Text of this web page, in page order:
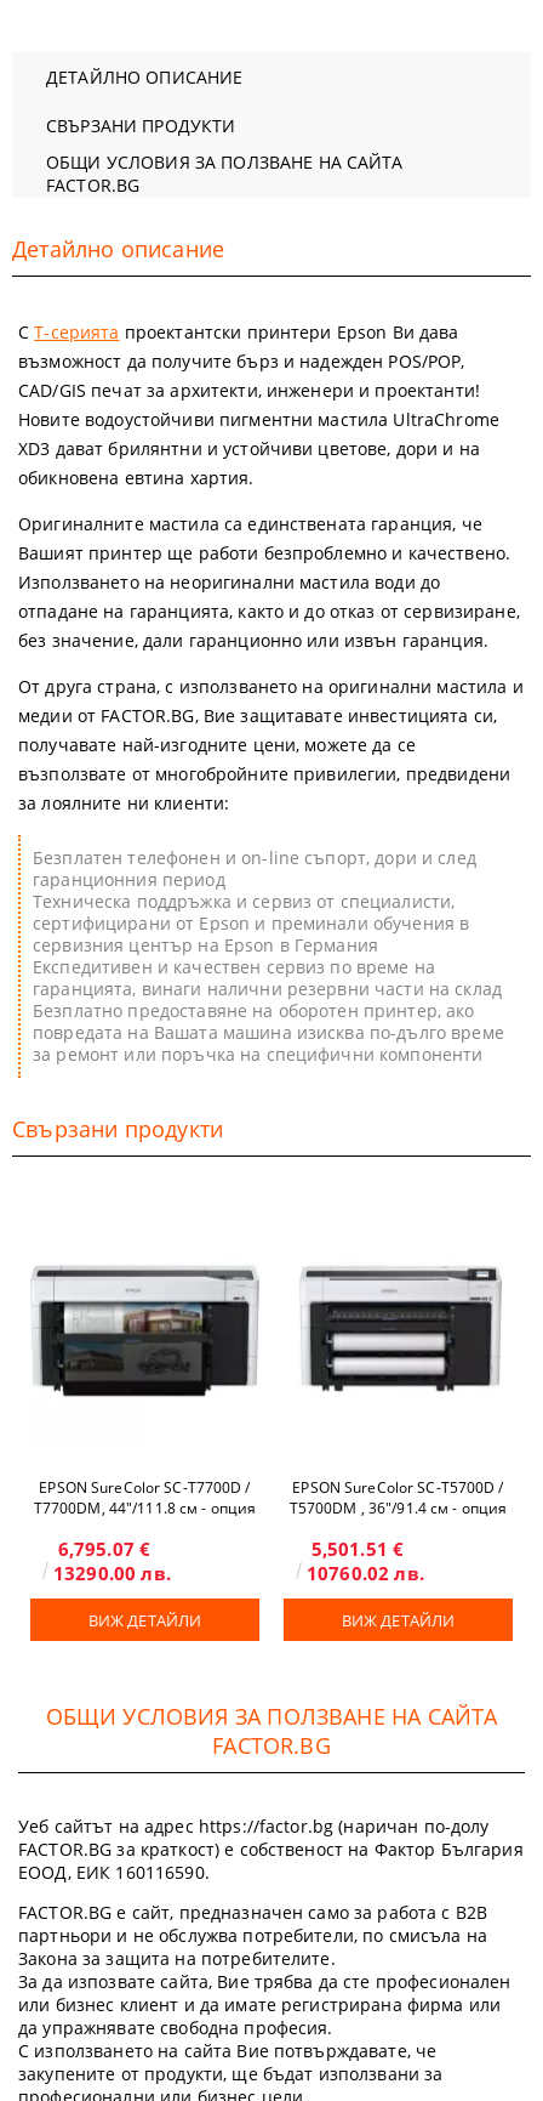
ДЕТАЙЛНО ОПИСАНИЕ
СВЪРЗАНИ ПРОДУКТИ
ОБЩИ УСЛОВИЯ ЗА ПОЛЗВАНЕ НА САЙТА
FACTOR.BG
Детайлно описание
СТ-серията проектантски принтери Epson Ви дава
възможност да получите бърз и надежден POS/POP,
CAD/GIS печат за архитекти, инженери и проектанти!
Новите водоустойчиви пигментни мастила UltraChrome
XD3 дават брилянтни и устойчиви цветове, дори и на
обикновена евтина хартия.
Оригиналните мастила са единствената гаранция, че
Вашият принтер ще работи безпроблемно и качествено.
Използването на неоригинални мастила води до
отпадане на гаранцията, както и до отказ от сервизиране,
без значение, дали гаранционно или извън гаранция.
От друга страна, с използването на оригинални мастила и
медии от FACTOR.BG, Вие защитавате инвестицията си,
получавате най-изгодните цени, можете да се
възползвате от многобройните привилегии, предвидени
за лоялните ни клиенти:
Безплатен телефонен и on-line съпорт, дори и след
гаранционния период
Техническа поддръжка и сервиз от специалисти,
сертифицирани от Epson и преминали обучения в
сервизния център на Epson в Германия
Експедитивен и качествен сервиз по време на
гаранцията, винаги налични резервни части на склад
Безплатно предоставяне на оборотен принтер, ако
повредата на Вашата машина изисква по-дълго време
за ремонт или поръчка на специфични компоненти
Свързани продукти
EPSON SureColor SC-T7700D /
T7700DM, 44"/111.8 см - опция
6,795.07 €
13290.00 лв.
ВИЖ ДЕТАЙЛИ
EPSON SureColor SC-T5700D /
T5700DM , 36"/91.4 см - опция
5,501.51 €
10760.02 лв.
ВИЖ ДЕТАЙЛИ
ОБЩИ УСЛОВИЯ ЗА ПОЛЗВАНЕ НА САЙТА
FACTOR.BG
Уеб сайтът на адрес https://factor.bg (наричан по-долу
FACTOR.BG за краткост) е собственост на Фактор България
ЕООД, ЕИК 160116590.
FACTOR.BG е сайт, предназначен само за работа с B2B
партньори и не обслужва потребители, по смисъла на
Закона за защита на потребителите.
За да изпозвате сайта, Вие трябва да сте професионален
или бизнес клиент и да имате регистрирана фирма или
да упражнявате свободна професия.
С използването на сайта Вие потвърждавате, че
закупените от продукти, ще бъдат използвани за